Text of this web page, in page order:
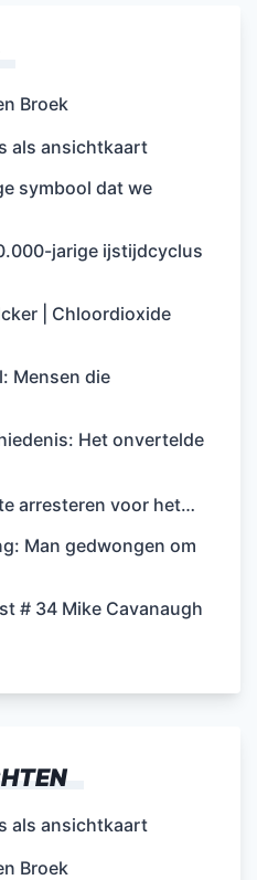
Broek
als ansichtkaart
symbool dat we
jarige ijstijdcyclus
| Chloordioxide
Mensen die
Het onvertelde
arresteren voor het…
Man gedwongen om
# 34 Mike Cavanaugh
als ansichtkaart
Broek